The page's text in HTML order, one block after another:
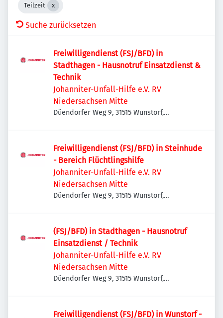
Teilzeit
Suche zurücksetzen
Freiwilligendienst (FSJ/BFD) in
Stadthagen - Hausnotruf Einsatzdienst &
Technik
Johanniter-Unfall-Hilfe e.V. RV
Niedersachsen Mitte
Düendorfer Weg 9, 31515 Wunstorf,
Freiwilligendienst (FSJ/BFD) in Steinhude
- Bereich Flüchtlingshilfe
Johanniter-Unfall-Hilfe e.V. RV
Niedersachsen Mitte
Düendorfer Weg 9, 31515 Wunstorf,
(FSJ/BFD) in Stadthagen - Hausnotruf
Einsatzdienst / Technik
Johanniter-Unfall-Hilfe e.V. RV
Niedersachsen Mitte
Düendorfer Weg 9, 31515 Wunstorf,
Freiwilligendienst (FSJ/BFD) in Wunstorf -